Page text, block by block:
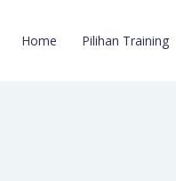
Home Pilihan Training